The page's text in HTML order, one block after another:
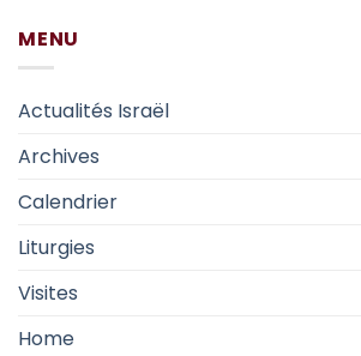
MENU
Actualités Israël
Archives
Calendrier
Liturgies
Visites
Home